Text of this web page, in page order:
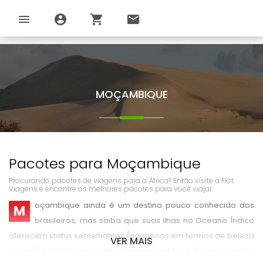
menu account_circle shopping_cart email
MOÇAMBIQUE
Pacotes para Moçambique
Procurando pacotes de viagens para a África? Então visite a Flot
Viagens e encontre os melhores pacotes para você viajar.
M
oçambique ainda é um destino pouco conhecido dos
brasileiros, mas saiba que suas ilhas no Oceano Índico
oferecem status semelhantes (ao menos em termos de beleza
VER MAIS